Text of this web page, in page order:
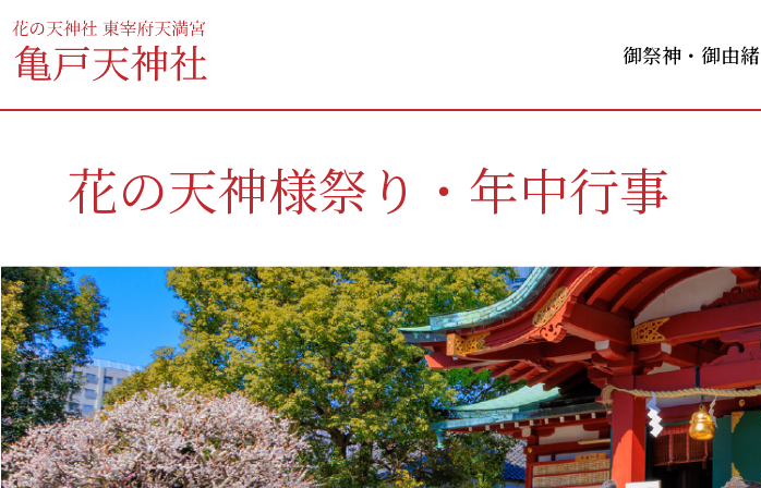
御祭神・御由緒
花の天神様祭り・年中行事